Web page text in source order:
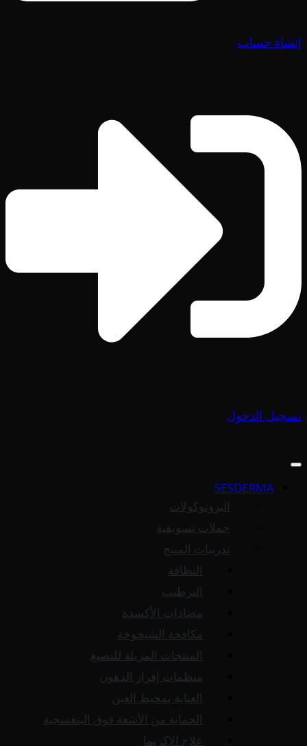
إنشاء حساب
تسجيل الدخول
SESDERMA
البروتوكولات
حملات تسويقية
تدريبات المنتج
النظافة
الترطيب
مضادات الأكسدة
مكافحة الشيخوخة
المنتجات المزيلة للتصبغ
منظمات إفراز الدهون
العناية بمحيط العين
الحماية من الأشعة فوق البنفسجية
علاج الإكزيما